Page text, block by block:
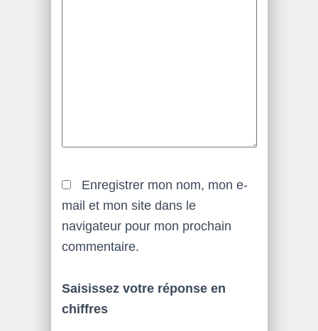
Enregistrer mon nom, mon e-
mail et mon site dans le
navigateur pour mon prochain
commentaire.
Saisissez votre réponse en
chiffres